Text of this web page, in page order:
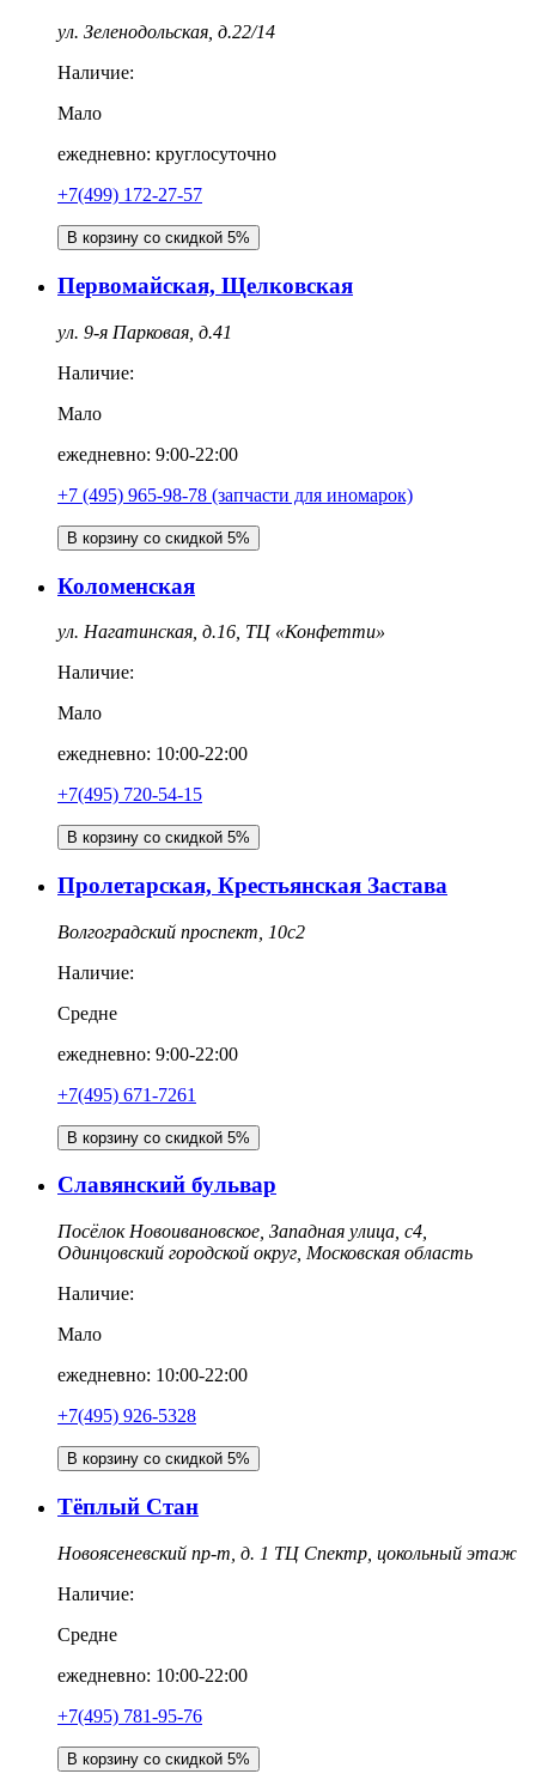
ул. Зеленодольская, д.22/14
Наличие:
Мало
ежедневно: круглосуточно
+7(499) 172-27-57
В корзину со скидкой 5%
Первомайская, Щелковская
ул. 9-я Парковая, д.41
Наличие:
Мало
ежедневно: 9:00-22:00
+7 (495) 965-98-78 (запчасти для иномарок)
В корзину со скидкой 5%
Коломенская
ул. Нагатинская, д.16, ТЦ «Конфетти»
Наличие:
Мало
ежедневно: 10:00-22:00
+7(495) 720-54-15
В корзину со скидкой 5%
Пролетарская, Крестьянская Застава
Волгоградский проспект, 10с2
Наличие:
Средне
ежедневно: 9:00-22:00
+7(495) 671-7261
В корзину со скидкой 5%
Славянский бульвар
Посёлок Новоивановское, Западная улица, с4,
Одинцовский городской округ, Московская область
Наличие:
Мало
ежедневно: 10:00-22:00
+7(495) 926-5328
В корзину со скидкой 5%
Тёплый Стан
Новоясеневский пр-т, д. 1 ТЦ Спектр, цокольный этаж
Наличие:
Средне
ежедневно: 10:00-22:00
+7(495) 781-95-76
В корзину со скидкой 5%